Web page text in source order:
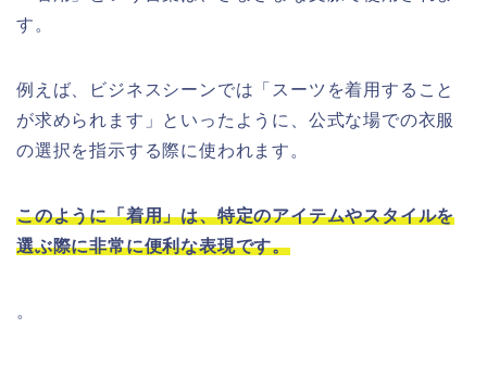
す。
例えば、ビジネスシーンでは「スーツを着用すること
が求められます」といったように、公式な場での衣服
の選択を指示する際に使われます。
このように「着用」は、特定のアイテムやスタイルを
選ぶ際に非常に便利な表現です。
。